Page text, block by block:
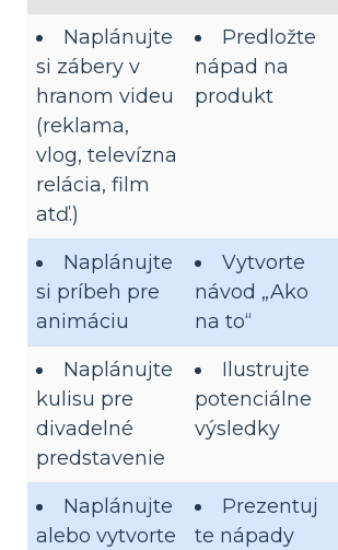
Naplánujte
si zábery v
hranom videu
(reklama,
vlog, televízna
relácia, film
atď.)
Predložte
nápad na
produkt
Naplánujte
si príbeh pre
animáciu
Vytvorte
návod „Ako
na to“
Naplánujte
kulisu pre
divadelné
predstavenie
Ilustrujte
potenciálne
výsledky
Naplánujte
alebo vytvorte
Prezentuj
te nápady